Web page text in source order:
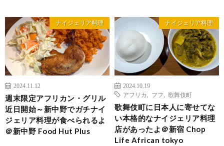
ナイジェリア料理
2024.11.12
週末限定アフリカン・グリル
近日開始～新中野でガチナイ
ジェリア料理が食べられるよ
＠新中野 Food Hut Plus
ナイジェリア料理
2024.10.19
アフリカ
フフ 歌舞伎町
歌舞伎町に日本人に寄せてな
い本格的なナイジェリア料理
店があったよ＠新宿 Chop
Life African tokyo